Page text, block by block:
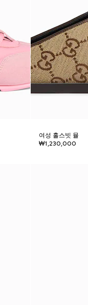
여성 홀스빗 뮬
₩1,230,000